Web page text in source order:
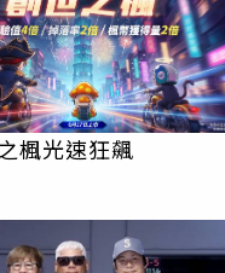
楓光速狂飆